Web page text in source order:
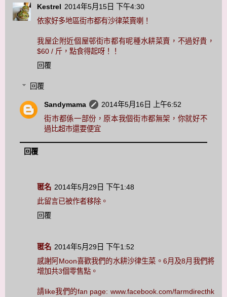
Kestrel 2014年5月15日 下午4:30
依家好多地區街市都有沙律菜賣喇！
我屋企附近個屋邨街市都有呢種水耕菜賣，不過好貴，
$60 / 斤，點食得起呀！！
回覆
回覆
Sandymama
2014年5月16日 上午6:52
街巿都係一部份，原本我個街巿都無架，你就好不
過比超巿還要便宜
回覆
匿名 2014年5月29日 下午1:48
此留言已被作者移除。
回覆
匿名 2014年5月29日 下午1:52
感謝阿Moon喜歡我們的水耕沙律生菜。6月及8月我們將
增加共3個零售點。
請like我們的fan page: www.facebook.com/farmdirecthk